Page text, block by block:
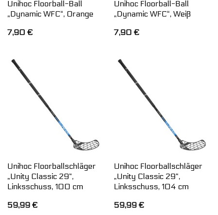
Unihoc Floorball-Ball
„Dynamic WFC“, Orange
7,90 €
Unihoc Floorball-Ball
„Dynamic WFC“, Weiß
7,90 €
Unihoc Floorballschläger
„Unity Classic 29“,
Linksschuss, 100 cm
59,99 €
Unihoc Floorballschläger
„Unity Classic 29“,
Linksschuss, 104 cm
59,99 €